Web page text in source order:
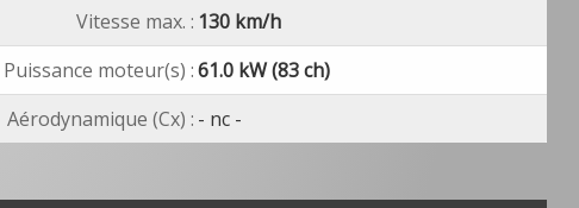
Vitesse max. : 130 km/h
Puissance moteur(s) :61.0 kW (83 ch)
Aérodynamique (Cx) : - nc -